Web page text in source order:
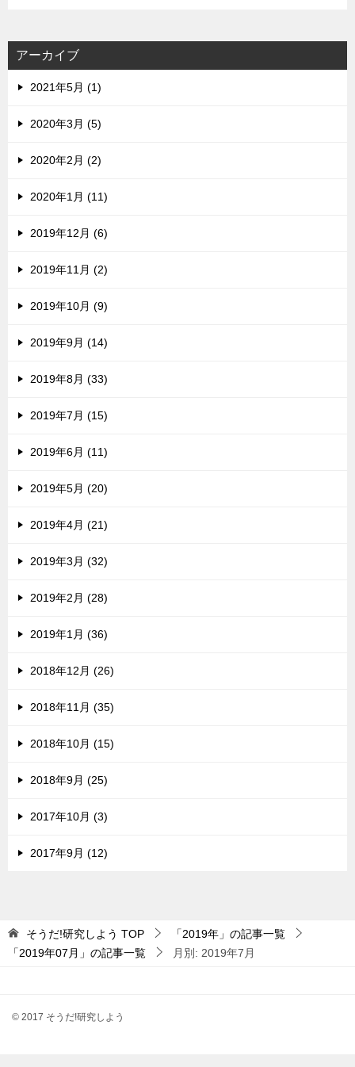
ス
アーカイブ
2021年5月 (1)
2020年3月 (5)
2020年2月 (2)
2020年1月 (11)
2019年12月 (6)
2019年11月 (2)
2019年10月 (9)
2019年9月 (14)
2019年8月 (33)
2019年7月 (15)
2019年6月 (11)
2019年5月 (20)
2019年4月 (21)
2019年3月 (32)
2019年2月 (28)
2019年1月 (36)
2018年12月 (26)
2018年11月 (35)
2018年10月 (15)
2018年9月 (25)
2017年10月 (3)
2017年9月 (12)
そうだ!研究しよう TOP
「2019年」の記事一覧
「2019年07月」の記事一覧
月別: 2019年7月
© 2017 そうだ!研究しよう